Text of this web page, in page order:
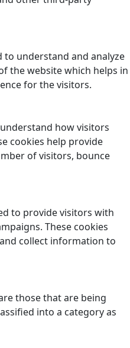
to understand and analyze
the website which helps in
for the visitors.
how visitors
cookies help provide
of visitors, bounce
to provide visitors with
These cookies
collect information to
those that are being
into a category as